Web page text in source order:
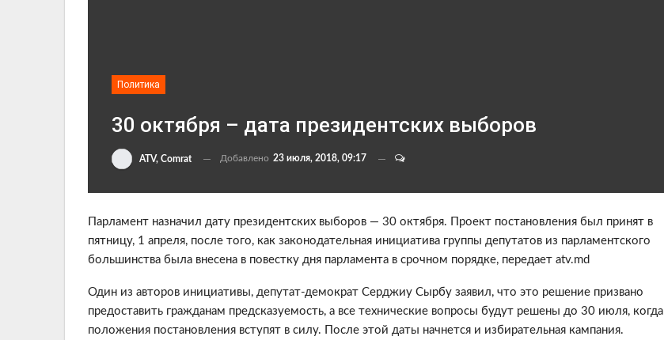
Политика
30 октября – дата президентских выборов
ATV, Comrat Добавлено 23 июля, 2018, 09:17
Парламент назначил дату президентских выборов — 30 октября. Проект постановления был принят в
пятницу, 1 апреля, после того, как законодательная инициатива группы депутатов из парламентского
большинства была внесена в повестку дня парламента в срочном порядке, передает atv.md
Один из авторов инициативы, депутат-демократ Серджиу Сырбу заявил, что это решение призвано
предоставить гражданам предсказуемость, а все технические вопросы будут решены до 30 июля, когда
положения постановления вступят в силу. После этой даты начнется и избирательная кампания.